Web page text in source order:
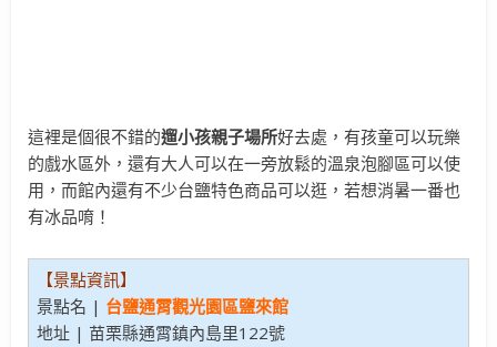
這裡是個很不錯的遛小孩親子場所好去處，有孩童可以玩樂
的戲水區外，還有大人可以在一旁放鬆的溫泉泡腳區可以使
用，而館內還有不少台鹽特色商品可以逛，若想消暑一番也
有冰品唷！
【景點資訊】
景點名 | 台鹽通霄觀光園區鹽來館
地址 | 苗栗縣通霄鎮內島里122號